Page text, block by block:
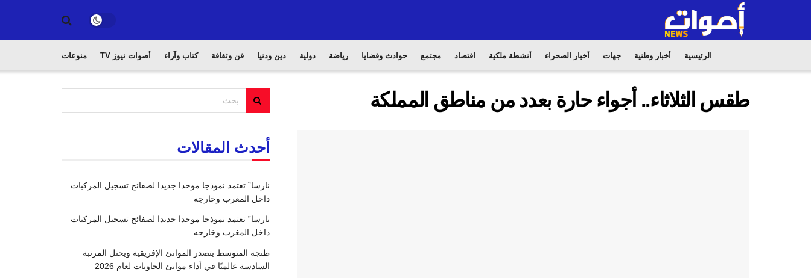
الرئيسية أخبار وطنية جهات أخبار الصحراء أنشطة ملكية اقتصاد مجتمع حوادث وقضايا رياضة دولية دين ودنيا فن وثقافة كتاب وآراء أصوات نيوز TV منوعات
طقس الثلاثاء.. أجواء حارة بعدد من مناطق المملكة
أحدث المقالات
نارسا” تعتمد نموذجا موحدا جديدا لصفائح تسجيل المركبات
داخل المغرب وخارجه
نارسا” تعتمد نموذجا موحدا جديدا لصفائح تسجيل المركبات
داخل المغرب وخارجه
طنجة المتوسط يتصدر الموانئ الإفريقية ويحتل المرتبة
السادسة عالميًا في أداء موانئ الحاويات لعام 2026